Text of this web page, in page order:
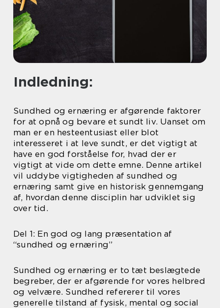
Indledning:
Sundhed og ernæring er afgørende faktorer
for at opnå og bevare et sundt liv. Uanset om
man er en hesteentusiast eller blot
interesseret i at leve sundt, er det vigtigt at
have en god forståelse for, hvad der er
vigtigt at vide om dette emne. Denne artikel
vil uddybe vigtigheden af sundhed og
ernæring samt give en historisk gennemgang
af, hvordan denne disciplin har udviklet sig
over tid.
Del 1: En god og lang præsentation af
“sundhed og ernæring”
Sundhed og ernæring er to tæt beslægtede
begreber, der er afgørende for vores helbred
og velvære. Sundhed refererer til vores
generelle tilstand af fysisk, mental og social